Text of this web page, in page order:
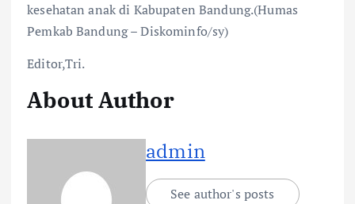
kesehatan anak di Kabupaten Bandung.(Humas
Pemkab Bandung – Diskominfo/sy)
Editor,Tri.
About Author
admin
See author's posts